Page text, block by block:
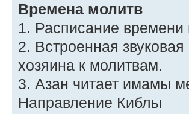
Времена молитв
1. Расписание времени
2. Встроенная
хозяина к молитвам.
3. Азан читает имамы
Направление Киблы